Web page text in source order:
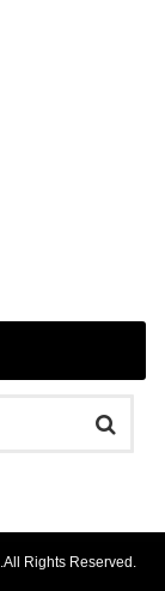
.All Rights Reserved.